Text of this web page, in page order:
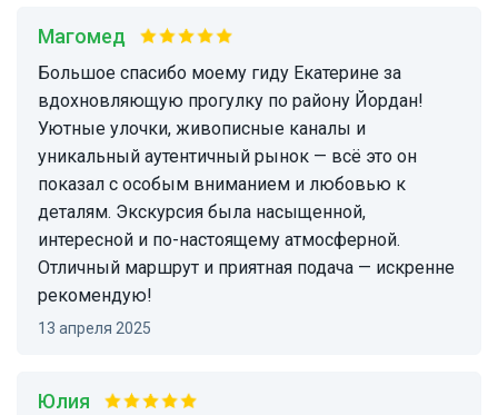
Магомед
Большое спасибо моему гиду Екатерине за
вдохновляющую прогулку по району Йордан!
Уютные улочки, живописные каналы и
уникальный аутентичный рынок — всё это он
показал с особым вниманием и любовью к
деталям. Экскурсия была насыщенной,
интересной и по-настоящему атмосферной.
Отличный маршрут и приятная подача — искренне
рекомендую!
13 апреля 2025
Юлия